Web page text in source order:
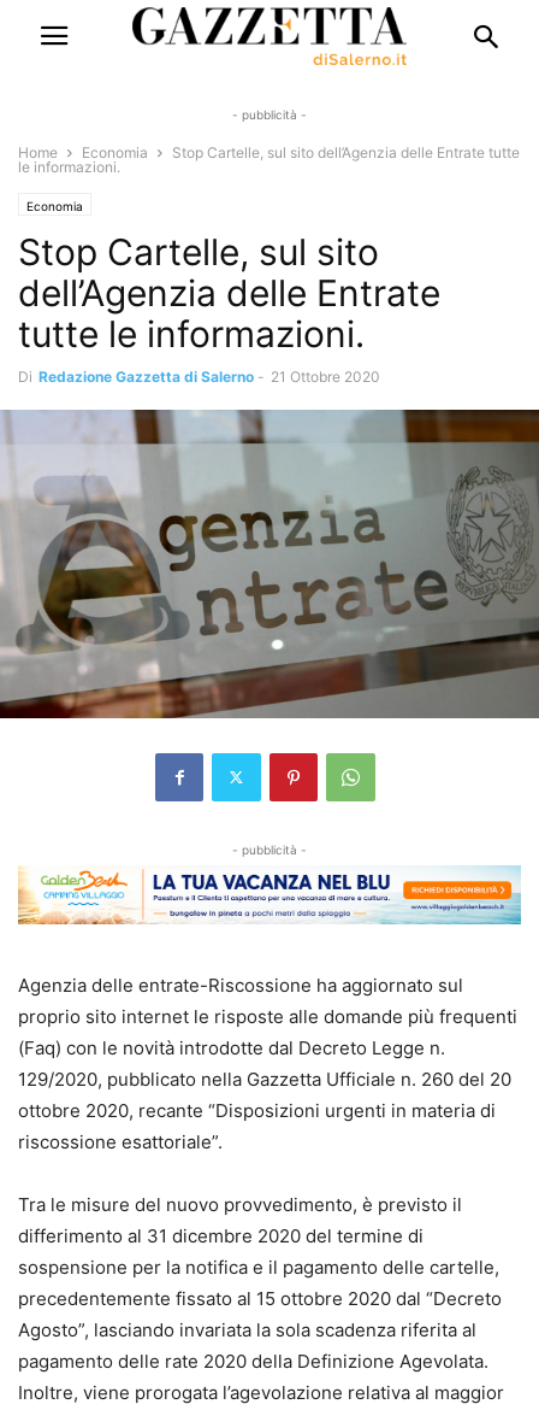
- pubblicità -
Home Economia
Stop Cartelle, sul sito dell’Agenzia delle Entrate tutte
le informazioni.
Economia
Stop Cartelle, sul sito
dell’Agenzia delle Entrate
tutte le informazioni.
Di Redazione Gazzetta di Salerno - 21 Ottobre 2020
- pubblicità -
Agenzia delle entrate-Riscossione ha aggiornato sul
proprio sito internet le risposte alle domande più frequenti
(Faq) con le novità introdotte dal Decreto Legge n.
129/2020, pubblicato nella Gazzetta Ufficiale n. 260 del 20
ottobre 2020, recante “Disposizioni urgenti in materia di
riscossione esattoriale”.
Tra le misure del nuovo provvedimento, è previsto il
differimento al 31 dicembre 2020 del termine di
sospensione per la notifica e il pagamento delle cartelle,
precedentemente fissato al 15 ottobre 2020 dal “Decreto
Agosto”, lasciando invariata la sola scadenza riferita al
pagamento delle rate 2020 della Definizione Agevolata.
Inoltre, viene prorogata l’agevolazione relativa al maggior